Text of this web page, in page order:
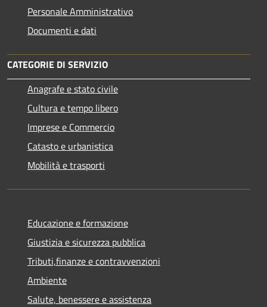
Personale Amministrativo
Documenti e dati
CATEGORIE DI SERVIZIO
Anagrafe e stato civile
Cultura e tempo libero
Imprese e Commercio
Catasto e urbanistica
Mobilità e trasporti
Educazione e formazione
Giustizia e sicurezza pubblica
Tributi,finanze e contravvenzioni
Ambiente
Salute, benessere e assistenza